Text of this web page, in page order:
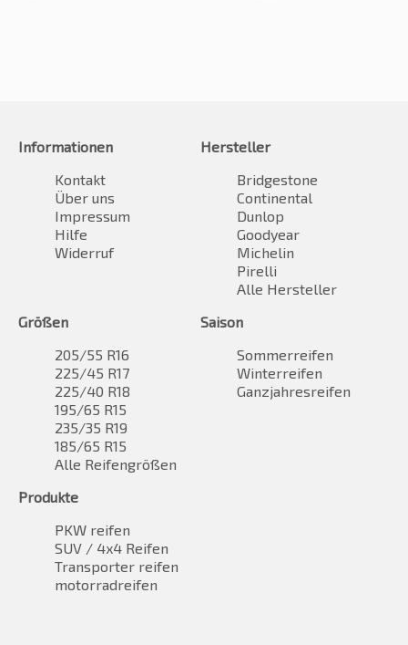
Informationen
Kontakt
Über uns
Impressum
Hilfe
Widerruf
Hersteller
Bridgestone
Continental
Dunlop
Goodyear
Michelin
Pirelli
Alle Hersteller
Größen
205/55 R16
225/45 R17
225/40 R18
195/65 R15
235/35 R19
185/65 R15
Alle Reifengrößen
Saison
Sommerreifen
Winterreifen
Ganzjahresreifen
Produkte
PKW reifen
SUV / 4x4 Reifen
Transporter reifen
motorradreifen